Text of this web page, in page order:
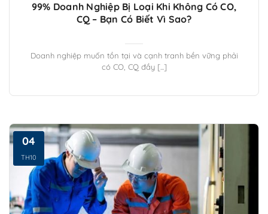
99% Doanh Nghiệp Bị Loại Khi Không Có CO,
CQ – Bạn Có Biết Vì Sao?
Doanh nghiệp muốn tồn tại và cạnh tranh bền vững phải
có CO, CQ đầy [...]
04
TH10